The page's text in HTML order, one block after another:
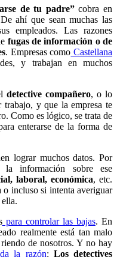
de tu padre”cobra en
ahí que sean muchas las
empleados. Las razones
fugas de información o de
. Empresas como Castellana
y trabajan en muchos
detective compañero, o lo
y que la empresa te
Como es lógico, se trata de
enterarse de la forma de
lograr muchos datos. Por
información sobre ese
laboral, económica, etc.
o incluso si intenta averiguar
para controlar las bajas. En
realmente está tan malo
de nosotros. Y no hay
la razón: Los detectives